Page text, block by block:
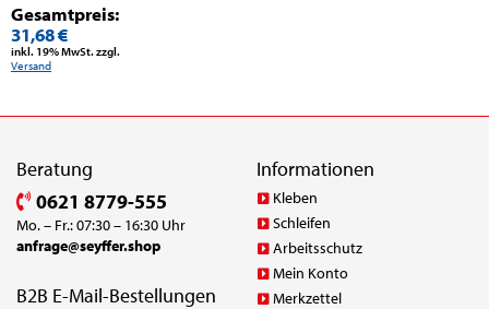
Gesamtpreis:
31,68 €
inkl. 19% MwSt. zzgl.
Versand
Beratung
0621 8779-555
Mo. – Fr.: 07:30 – 16:30 Uhr
anfrage@seyffer.shop
B2B E-Mail-Bestellungen
Informationen
Kleben
Schleifen
Arbeitsschutz
Mein Konto
Merkzettel